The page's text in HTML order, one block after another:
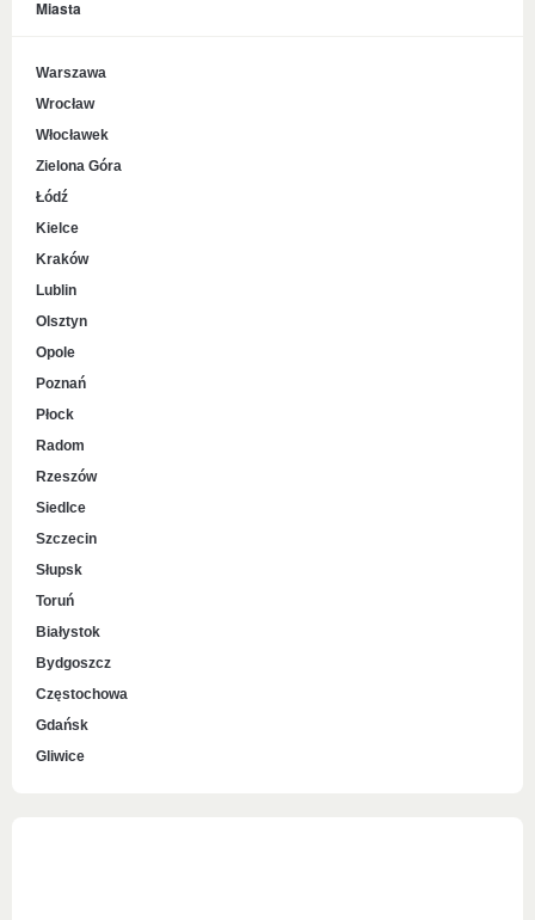
Miasta
Warszawa
Wrocław
Włocławek
Zielona Góra
Łódź
Kielce
Kraków
Lublin
Olsztyn
Opole
Poznań
Płock
Radom
Rzeszów
Siedlce
Szczecin
Słupsk
Toruń
Białystok
Bydgoszcz
Częstochowa
Gdańsk
Gliwice